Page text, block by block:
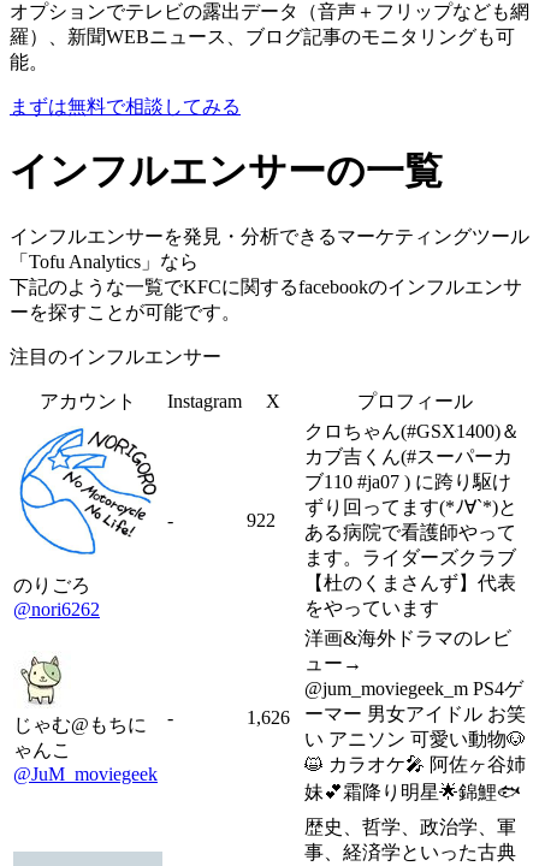
オプションでテレビの露出データ（音声＋フリップなども網
羅）、新聞WEBニュース、ブログ記事のモニタリングも可
能。
まずは無料で相談してみる
インフルエンサーの一覧
インフルエンサーを発見・分析できるマーケティングツール
「Tofu Analytics」なら
下記のような一覧でKFCに関するfacebookのインフルエンサ
ーを探すことが可能です。
注目のインフルエンサー
アカウント Instagram X プロフィール
のりごろ
@nori6262
- 922
クロちゃん(#GSX1400)＆
カブ吉くん(#スーパーカ
ブ110 #ja07 ) に跨り駆け
ずり回ってます(*ﾉ∀`*)と
ある病院で看護師やって
ます。ライダーズクラブ
【杜のくまさんず】代表
をやっています
じゃむ@もちに
ゃんこ
@JuM_moviegeek
- 1,626
洋画&海外ドラマのレビ
ュー→
@jum_moviegeek_m PS4ゲ
ーマー 男女アイドル お笑
い アニソン 可愛い動物🐶
😺 カラオケ🎤 阿佐ヶ谷姉
妹💕霜降り明星🌟錦鯉🐟
歴史、哲学、政治学、軍
事、経済学といった古典